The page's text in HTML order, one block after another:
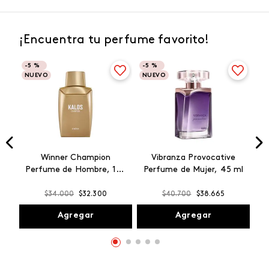
¡Encuentra tu perfume favorito!
-5 %
NUEVO
Winner Champion
Perfume de Hombre, 100
$34.000 $32.300
Agregar
-5 %
NUEVO
Vibranza Provocative
Perfume de Mujer, 45 ml
$40.700 $38.665
Agregar